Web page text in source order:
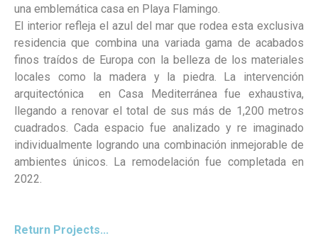
una emblemática casa en Playa Flamingo.
El interior refleja el azul del mar que rodea esta exclusiva
residencia que combina una variada gama de acabados
finos traídos de Europa con la belleza de los materiales
locales como la madera y la piedra. La intervención
arquitectónica en Casa Mediterránea fue exhaustiva,
llegando a renovar el total de sus más de 1,200 metros
cuadrados. Cada espacio fue analizado y re imaginado
individualmente logrando una combinación inmejorable de
ambientes únicos. La remodelación fue completada en
2022.
Return Projects...